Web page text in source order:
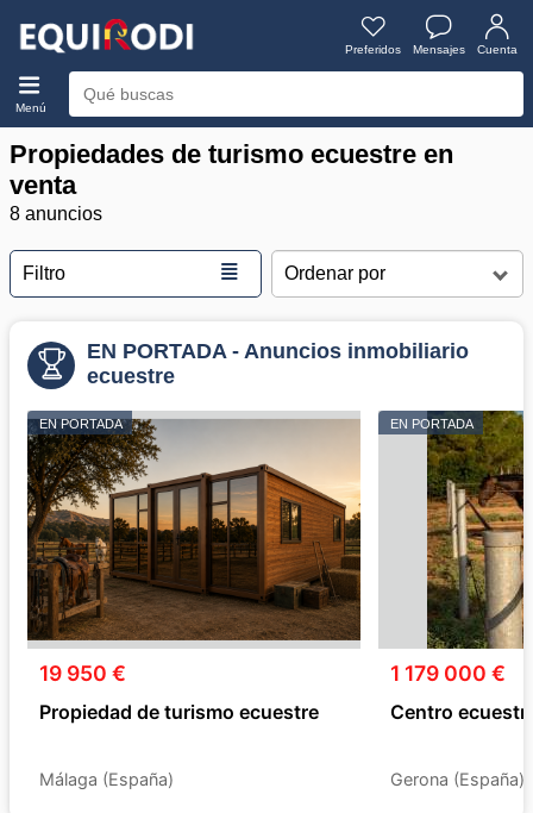
Preferidos Mensajes Cuenta
Menú
Propiedades de turismo ecuestre en
venta
8 anuncios
Filtro ≣
EN PORTADA - Anuncios inmobiliario
ecuestre
EN PORTADA
19 950 €
Propiedad de turismo ecuestre
Málaga (España)
EN PORTADA
1 179 000 €
Centro
Gerona (España)